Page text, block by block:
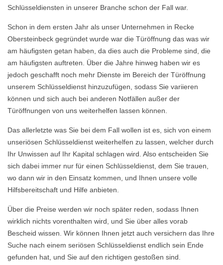
Schlüsseldiensten in unserer Branche schon der Fall war.
Schon in dem ersten Jahr als unser Unternehmen in Recke
Obersteinbeck gegründet wurde war die Türöffnung das was wir
am häufigsten getan haben, da dies auch die Probleme sind, die
am häufigsten auftreten. Über die Jahre hinweg haben wir es
jedoch geschafft noch mehr Dienste im Bereich der Türöffnung
unserem Schlüsseldienst hinzuzufügen, sodass Sie variieren
können und sich auch bei anderen Notfällen außer der
Türöffnungen von uns weiterhelfen lassen können.
Das allerletzte was Sie bei dem Fall wollen ist es, sich von einem
unseriösen Schlüsseldienst weiterhelfen zu lassen, welcher durch
Ihr Unwissen auf Ihr Kapital schlagen wird. Also entscheiden Sie
sich dabei immer nur für einen Schlüsseldienst, dem Sie trauen,
wo dann wir in den Einsatz kommen, und Ihnen unsere volle
Hilfsbereitschaft und Hilfe anbieten.
Über die Preise werden wir noch später reden, sodass Ihnen
wirklich nichts vorenthalten wird, und Sie über alles vorab
Bescheid wissen. Wir können Ihnen jetzt auch versichern das Ihre
Suche nach einem seriösen Schlüsseldienst endlich sein Ende
gefunden hat, und Sie auf den richtigen gestoßen sind.